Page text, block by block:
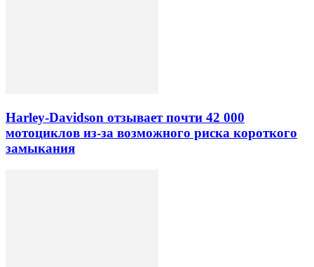
Harley-Davidson отзывает почти 42 000
мотоциклов из-за возможного риска короткого
замыкания